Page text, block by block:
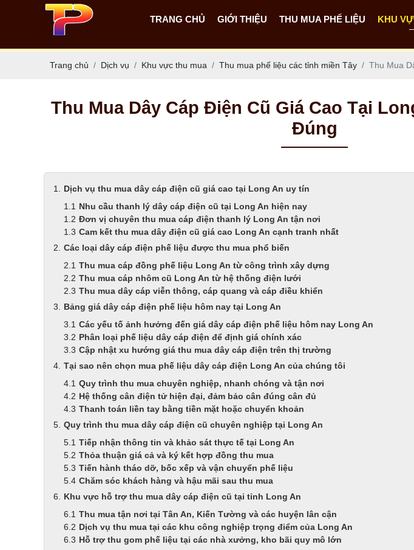
TRANG CHỦ GIỚI THIỆU THU MUA PHẾ LIỆU KHU
Trang chủ Dịch vụ Khu vực thu mua Thu mua phế liệu các tỉnh miền Tây Thu Mua
Thu Mua Dây Cáp Điện Cũ Giá Cao Tại
Đúng
Dịch vụ thu mua dây cáp điện cũ giá cao tại Long An uy tín
Nhu cầu thanh lý dây cáp điện cũ tại Long An hiện nay
Đơn vị chuyên thu mua cáp điện thanh lý Long An tận nơi
Cam kết thu mua dây điện cũ giá cao Long An cạnh tranh nhất
Các loại dây cáp điện phế liệu được thu mua phổ biến
Thu mua cáp đồng phế liệu Long An từ công trình xây dựng
Thu mua cáp nhôm cũ Long An từ hệ thống điện lưới
Thu mua dây cáp viễn thông, cáp quang và cáp điều khiển
Bảng giá dây cáp điện phế liệu hôm nay tại Long An
Các yếu tố ảnh hưởng đến giá dây cáp điện phế liệu hôm nay Long An
Phân loại phế liệu dây cáp điện để định giá chính xác
Cập nhật xu hướng giá thu mua dây cáp điện trên thị trường
Tại sao nên chọn mua phế liệu dây cáp điện Long An của chúng tôi
Quy trình thu mua chuyên nghiệp, nhanh chóng và tận nơi
Hệ thống cân điện tử hiện đại, đảm bảo cân đúng cân đủ
Thanh toán liền tay bằng tiền mặt hoặc chuyển khoản
Quy trình thu mua dây cáp điện cũ chuyên nghiệp tại Long An
Tiếp nhận thông tin và khảo sát thực tế tại Long An
Thỏa thuận giá cả và ký kết hợp đồng thu mua
Tiến hành tháo dỡ, bốc xếp và vận chuyển phế liệu
Chăm sóc khách hàng và hậu mãi sau thu mua
Khu vực hỗ trợ thu mua dây cáp điện cũ tại tỉnh Long An
Thu mua tận nơi tại Tân An, Kiến Tường và các huyện lân cận
Dịch vụ thu mua tại các khu công nghiệp trọng điểm của Long An
Hỗ trợ thu gom phế liệu tại các nhà xưởng, kho bãi quy mô lớn